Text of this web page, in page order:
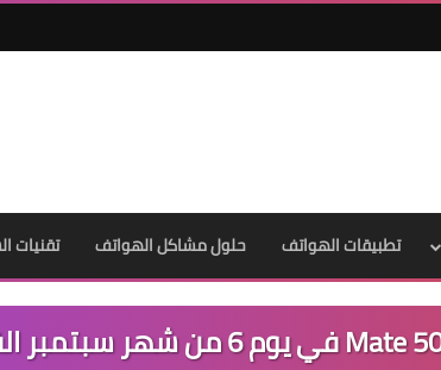
تطبيقات الهواتف حلول مشاكل الهواتف تقنيات